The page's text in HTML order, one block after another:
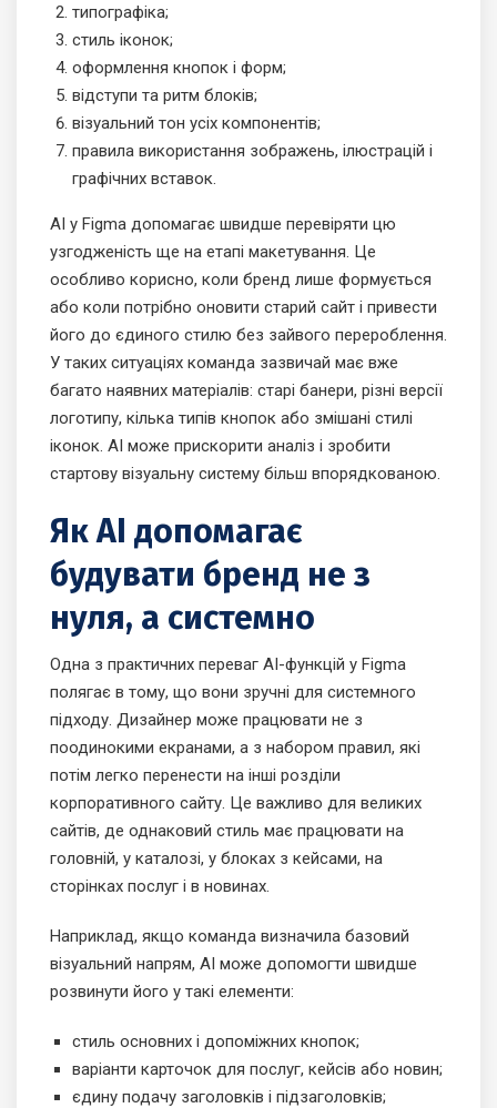
типографіка;
стиль іконок;
оформлення кнопок і форм;
відступи та ритм блоків;
візуальний тон усіх компонентів;
правила використання зображень, ілюстрацій і
графічних вставок.
AI у Figma допомагає швидше перевіряти цю
узгодженість ще на етапі макетування. Це
особливо корисно, коли бренд лише формується
або коли потрібно оновити старий сайт і привести
його до єдиного стилю без зайвого перероблення.
У таких ситуаціях команда зазвичай має вже
багато наявних матеріалів: старі банери, різні версії
логотипу, кілька типів кнопок або змішані стилі
іконок. AI може прискорити аналіз і зробити
стартову візуальну систему більш впорядкованою.
Як AI допомагає
будувати бренд не з
нуля, а системно
Одна з практичних переваг AI-функцій у Figma
полягає в тому, що вони зручні для системного
підходу. Дизайнер може працювати не з
поодинокими екранами, а з набором правил, які
потім легко перенести на інші розділи
корпоративного сайту. Це важливо для великих
сайтів, де однаковий стиль має працювати на
головній, у каталозі, у блоках з кейсами, на
сторінках послуг і в новинах.
Наприклад, якщо команда визначила базовий
візуальний напрям, AI може допомогти швидше
розвинути його у такі елементи:
стиль основних і допоміжних кнопок;
варіанти карточок для послуг, кейсів або новин;
єдину подачу заголовків і підзаголовків;